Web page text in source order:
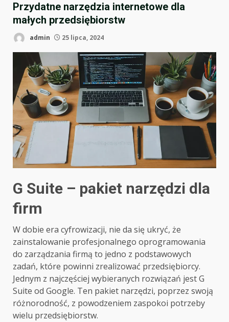
Przydatne narzędzia internetowe dla
małych przedsiębiorstw
admin 25 lipca, 2024
G Suite – pakiet narzędzi dla
firm
W dobie era cyfrowizacji, nie da się ukryć, że
zainstalowanie profesjonalnego oprogramowania
do zarządzania firmą to jedno z podstawowych
zadań, które powinni zrealizować przedsiębiorcy.
Jednym z najczęściej wybieranych rozwiązań jest G
Suite od Google. Ten pakiet narzędzi, poprzez swoją
różnorodność, z powodzeniem zaspokoi potrzeby
wielu przedsiębiorstw.